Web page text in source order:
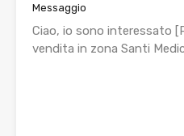
Messaggio